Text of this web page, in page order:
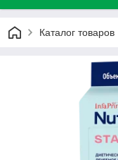
Каталог товаров